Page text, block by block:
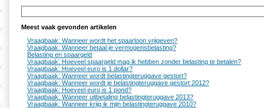
Meest vaak gevonden artikelen
Vraagbaak: Wanneer wordt het spaarloon vrijgeven?
Vraagbaak: Wanneer betaal je vermogensbelasting?
Belasting en spaargeld
Vraagbaak: Hoeveel spaargeld mag ik hebben zonder belasting te betalen?
Vraagbaak: Hoeveel euro is 1 dollar?
Vraagbaak: Wanneer wordt belastingteruggave gestort?
Vraagbaak: Wanneer wordt je belastingteruggave gestort 2012?
Vraagbaak: Hoeveel euro is 1 pond?
Vraagbaak: Wanneer uitbetaling belastingteruggave 2013?
Vraagbaak: Wanneer krijg ik mijn belastingteruggave 2010?